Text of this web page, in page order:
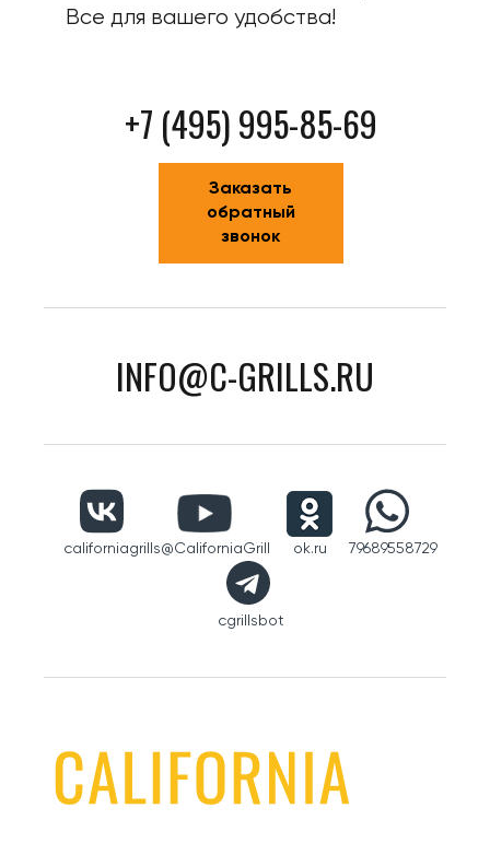
Все для вашего удобства!
+7 (495) 995-85-69
Заказать
обратный
звонок
INFO@C-GRILLS.RU
californiagrills@CaliforniaGrill ok.ru 79689558729
cgrillsbot